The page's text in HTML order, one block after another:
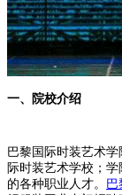
一、院校介绍
巴黎国际时装艺术学
际时装艺术学校；
的各种职业人才。